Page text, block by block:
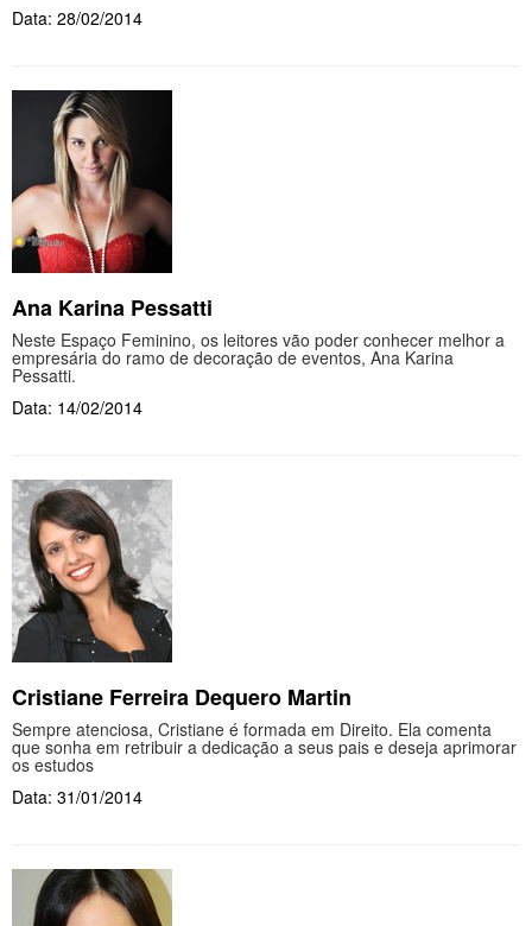
Data: 28/02/2014
Ana Karina Pessatti
Neste Espaço Feminino, os leitores vão poder conhecer melhor a
empresária do ramo de decoração de eventos, Ana Karina
Pessatti.
Data: 14/02/2014
Cristiane Ferreira Dequero Martin
Sempre atenciosa, Cristiane é formada em Direito. Ela comenta
que sonha em retribuir a dedicação a seus pais e deseja aprimorar
os estudos
Data: 31/01/2014